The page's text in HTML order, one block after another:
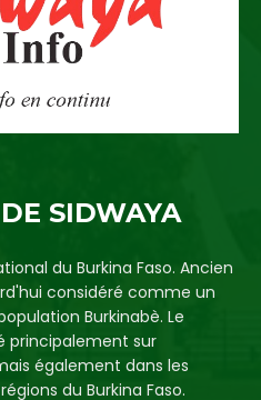
SIDWAYA
du Burkina Faso. Ancien
considéré comme un
Burkinabè. Le
principalement sur
également dans les
du Burkina Faso.